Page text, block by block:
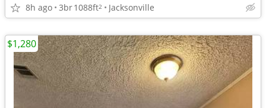
8h ago 3br1088ft2 Jacksonville
$1,280